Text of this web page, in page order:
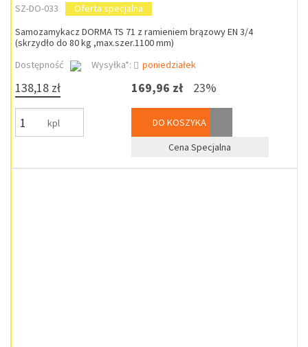
SZ-DO-033
Oferta specjalna
Samozamykacz DORMA TS 71 z ramieniem brązowy EN 3/4
(skrzydło do 80 kg ,max.szer.1100 mm)
Dostępność
Wysyłka*: poniedziałek
138,18 zł
kpl
169,96 zł 23%
DO KOSZYKA
Cena Specjalna